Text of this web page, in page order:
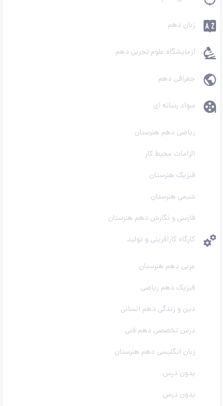
زبان دهم
آزمایشگاه علوم تجربی دهم
جغرافی دهم
سواد رسانه ای
ریاضی دهم هنرستان
الزامات محیط کار
فیزیک هنرستان
شیمی هنرستان
فارسی و نگارش دهم هنرستان
کارگاه کارآفرینی و تولید
عربی دهم هنرستان
فیزیک دهم ریاضی
دین و زندگی دهم انسانی
درس تخصصی دهم فنی
زبان انگلیسی دهم هنرستان
بدون درس
بدون درس